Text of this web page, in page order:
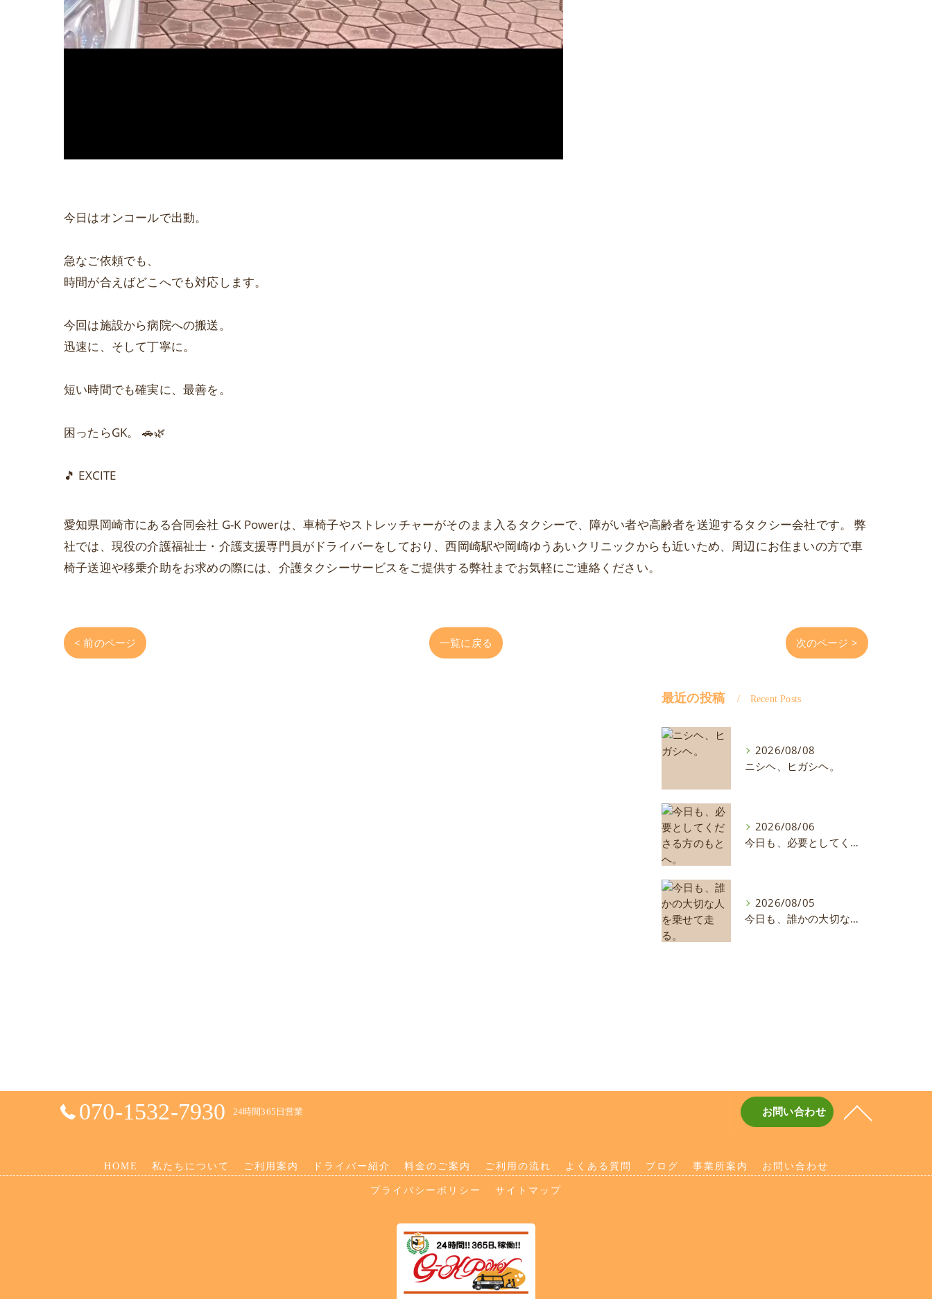
今日はオンコールで出動。
急なご依頼でも、
時間が合えばどこへでも対応します。
今回は施設から病院への搬送。
迅速に、そして丁寧に。
短い時間でも確実に、最善を。
困ったらGK。 🚗🌿
🎵 EXCITE
愛知県岡崎市にある合同会社 G-K Powerは、車椅子やストレッチャーがそのまま入るタクシーで、障がい者や高齢者を送迎するタクシー会社です。 弊
社では、現役の介護福祉士・介護支援専門員がドライバーをしており、西岡崎駅や岡崎ゆうあいクリニックからも近いため、周辺にお住まいの方で車
椅子送迎や移乗介助をお求めの際には、介護タクシーサービスをご提供する弊社までお気軽にご連絡ください。
< 前のページ 一覧に戻る 次のページ >
最近の投稿 Recent Posts
2026/08/08
ニシヘ、ヒガシヘ。
2026/08/06
今日も、必要としてくださる方のもとへ。
2026/08/05
今日も、誰かの大切な人を乗せて走る。
070-1532-7930 24時間365日営業 お問い合わせ
HOME 私たちについて ご利用案内 ドライバー紹介 料金のご案内 ご利用の流れ よくある質問 ブログ 事業所案内 お問い合わせ
プライバシーポリシー サイトマップ